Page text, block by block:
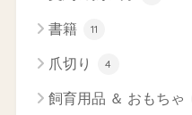
書籍 11
爪切り 4
飼育用品 ＆ おもちゃ